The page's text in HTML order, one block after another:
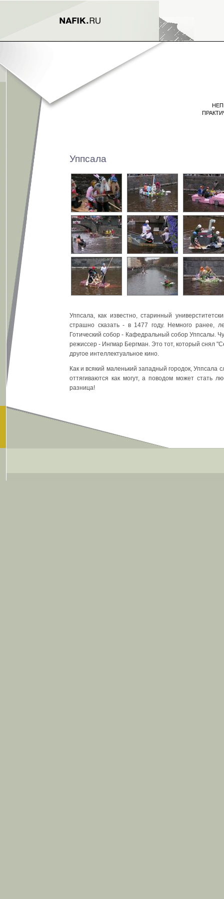
Уппсала
Уппсала, как известно, старинный
страшно сказать - в 1477 году. Немного ранее,
Готический собор - Кафедральный собор Уппсалы.
режиссер - Ингмар Бергман. Это тот, который снял
другое интеллектуальное кино.
Как и всякий маленький западный городок, Уппсала
оттягиваются как могут, а поводом может стать
разница!